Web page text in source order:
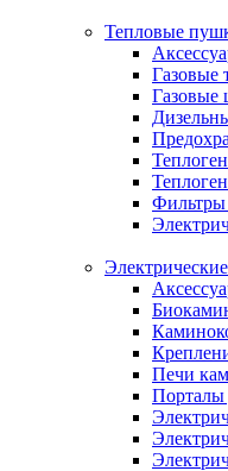
Тепловые
Газовые
Газовые
Печи
Порталы